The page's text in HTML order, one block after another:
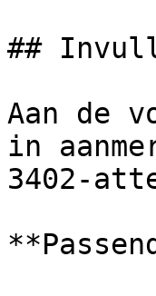
##
Aan de
in
3402-